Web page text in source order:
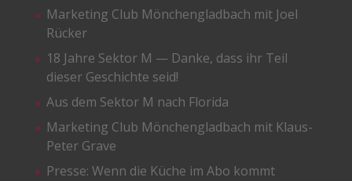
Marketing Club Mönchengladbach mit Joel
Rücker
18 Jahre Sektor M — Danke, dass ihr Teil
dieser Geschichte seid!
Aus dem Sektor M nach Florida
Marketing Club Mönchengladbach mit Klaus-
Peter Grave
Presse: Wenn die Küche im Abo kommt